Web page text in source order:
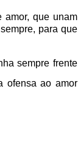
amor, que unam
para que
sempre frente
ofensa ao amor